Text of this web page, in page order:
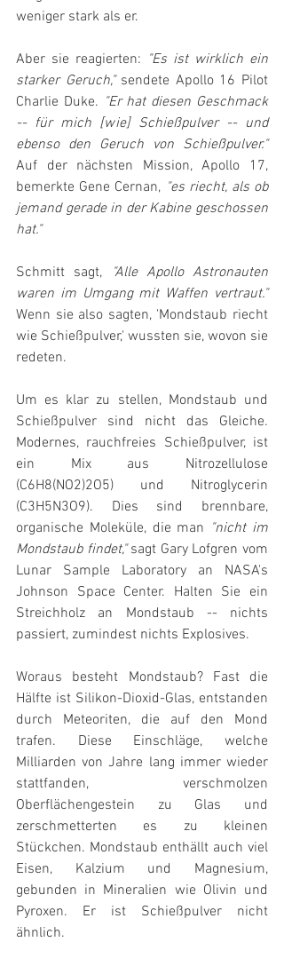
weniger stark als er.
Aber sie reagierten: "Es ist wirklich ein
starker Geruch," sendete Apollo 16 Pilot
Charlie Duke. "Er hat diesen Geschmack
-- für mich [wie] Schießpulver -- und
ebenso den Geruch von Schießpulver."
Auf der nächsten Mission, Apollo 17,
bemerkte Gene Cernan, "es riecht, als ob
jemand gerade in der Kabine geschossen
hat."
Schmitt sagt,
"Alle Apollo Astronauten
waren im Umgang mit Waffen vertraut."
Wenn sie also sagten, 'Mondstaub riecht
wie Schießpulver,' wussten sie, wovon sie
redeten.
Um es klar zu stellen, Mondstaub und
Schießpulver sind nicht das Gleiche.
Modernes, rauchfreies Schießpulver, ist
ein Mix aus Nitrozellulose
(C6H8(NO2)2O5) und Nitroglycerin
(C3H5N3O9). Dies sind brennbare,
organische Moleküle, die man "nicht im
Mondstaub findet," sagt Gary Lofgren vom
Lunar Sample Laboratory an NASA's
Johnson Space Center. Halten Sie ein
Streichholz an Mondstaub -- nichts
passiert, zumindest nichts Explosives.
Woraus besteht Mondstaub? Fast die
Hälfte ist Silikon-Dioxid-Glas, entstanden
durch Meteoriten, die auf den Mond
trafen. Diese Einschläge, welche
Milliarden von Jahre lang immer wieder
stattfanden, verschmolzen
Oberflächengestein zu Glas und
zerschmetterten es zu kleinen
Stückchen. Mondstaub enthällt auch viel
Eisen, Kalzium und Magnesium,
gebunden in Mineralien wie Olivin und
Pyroxen. Er ist Schießpulver nicht
ähnlich.